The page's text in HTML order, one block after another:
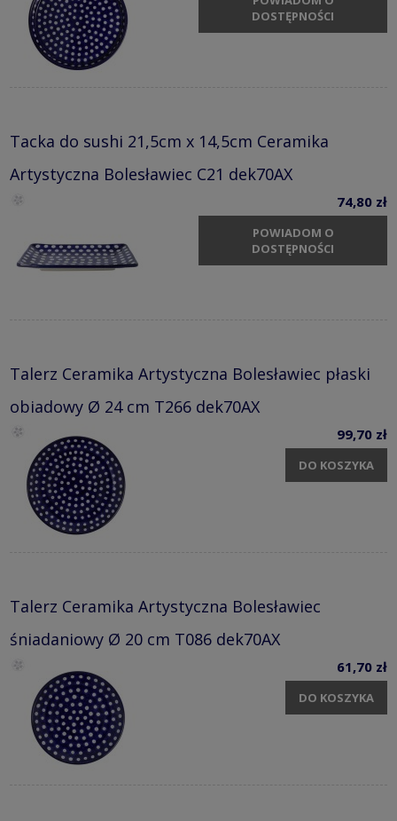
DOSTĘPNOŚCI
Tacka do sushi 21,5cm x 14,5cm Ceramika
Artystyczna Bolesławiec C21 dek70AX
74,80 zł
POWIADOM O
DOSTĘPNOŚCI
Talerz Ceramika Artystyczna Bolesławiec płaski
obiadowy Ø 24 cm T266 dek70AX
99,70 zł
DO KOSZYKA
Talerz Ceramika Artystyczna Bolesławiec
śniadaniowy Ø 20 cm T086 dek70AX
61,70 zł
DO KOSZYKA